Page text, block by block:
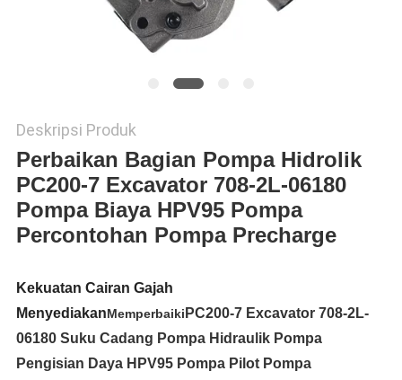
Deskripsi Produk
Perbaikan Bagian Pompa Hidrolik
PC200-7 Excavator 708-2L-06180
Pompa Biaya HPV95 Pompa
Percontohan Pompa Precharge
Kekuatan Cairan Gajah
MenyediakanMemperbaiki PC200-7 Excavator 708-2L-
06180 Suku Cadang Pompa Hidraulik Pompa
Pengisian Daya HPV95 Pompa Pilot Pompa